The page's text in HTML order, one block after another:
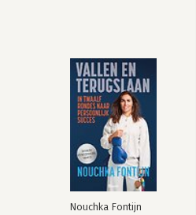
Nouchka Fontijn